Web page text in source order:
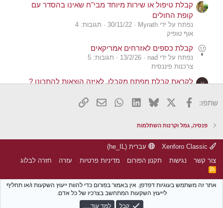
קבלת טיפול או שירות מיוחד מבי"ח שאינו בהסדר עם
קופת החולים
נפתח על ידי Myrath 30/11/22
תגובות: 4
אוף טופיק
קבלת כספים לאזרחים אמריקאים
נפתח על ידי nad 13/2/26
תגובות: 5
צרכנות פיננסית
א לקראת קבלת מפתח מקבלן, לאיזה הוצאות להתכונן ?
נדל"ן
נפתח על ידי algo.il
דמי אבטלה VS קבלת זנבות במשכורת
N קבלת כסף מחו"ל בדולרים עבור יעוץ
נפתח על ידי nolim 31/5/25
תגובות: 5
יזמות והגדלת הכנסות
שתפו: פייסבוק
X
Bluesky
LinkedIn
WhatsApp
דואר אלקטרוני
הוסף קישור
פנסיה, גמל וקרנות השתלמות
עברית (he_IL)
צור קשר
נגישות תקנון הפורום מדיניות פרטיות עזרה חזרה לבלוג
R
S
אתר זה משתמש בעוגיות דפדפן. אין באמור בפורום כדי להוות ייעוץ השקעות ו/או תחליף
לייעוץ השקעות המתחשב בצרכיו של כל אדם.
קבל
למד עוד.…